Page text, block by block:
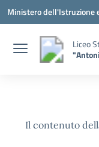
Vai ai contenuti
Vai al menu di navigazione
Vai al footer
Ministero dell'Istruzione
Liceo
Il contenuto